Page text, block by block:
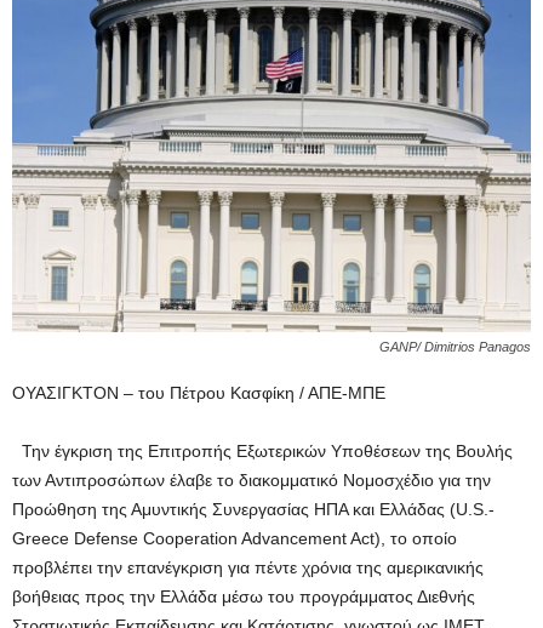
GANP/ Dimitrios Panagos
ΟΥΑΣΙΓΚΤΟΝ – του Πέτρου Κασφίκη / ΑΠΕ-ΜΠΕ
Την έγκριση της Επιτροπής Εξωτερικών Υποθέσεων της Βουλής
των Αντιπροσώπων έλαβε το διακομματικό Νομοσχέδιο για την
Προώθηση της Αμυντικής Συνεργασίας ΗΠΑ και Ελλάδας (U.S.-
Greece Defense Cooperation Advancement Act), το οποίο
προβλέπει την επανέγκριση για πέντε χρόνια της αμερικανικής
βοήθειας προς την Ελλάδα μέσω του προγράμματος Διεθνής